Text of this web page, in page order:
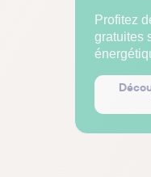
Profitez
gratuites